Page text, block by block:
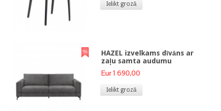
Ielikt grozā
HAZEL izvelkams dīvāns ar
zaļu samta audumu
Eur 1 690,00
Ielikt grozā